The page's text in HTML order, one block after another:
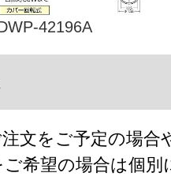
42196A
文をご予定の場合
希望の場合は個別